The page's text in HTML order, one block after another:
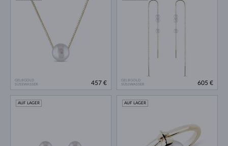
GELBGOLD
SÜSSWASSER
457 €
GELBGOLD
SÜSSWASSER
605 €
AUF LAGER AUF LAGER